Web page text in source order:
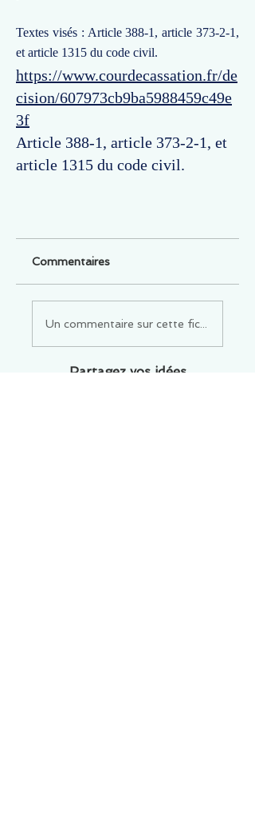
Textes visés : Article 388-1, article 373-2-1,
et article 1315 du code civil.
https://www.courdecassation.fr/de
cision/607973cb9ba5988459c49e
3f
Article 388-1, article 373-2-1, et
article 1315 du code civil.
Commentaires
Un commentaire sur cette fiche ou cet
Partagez vos idées